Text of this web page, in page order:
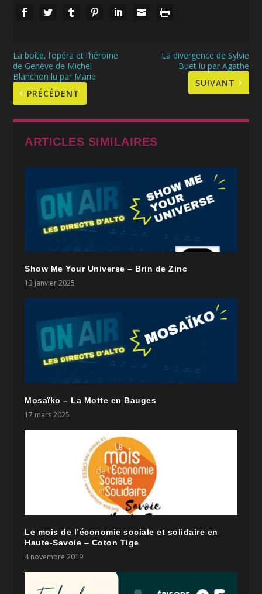
La boîte, l’opéra et l’héroïne
de Genève de Michel
Blanchon lu par Marie
PRÉCÉDENT
La divergence de Sylvie
Buet lu par Agathe
SUIVANT
ARTICLES SIMILAIRES
Show Me Your Universe – Brin de Zinc
13 janvier 2025
Mosaïko – La Motte en Bauges
17 mars 2025
Le mois de l’économie sociale et solidaire en
Haute-Savoie – Coton Tige
4 novembre 2019